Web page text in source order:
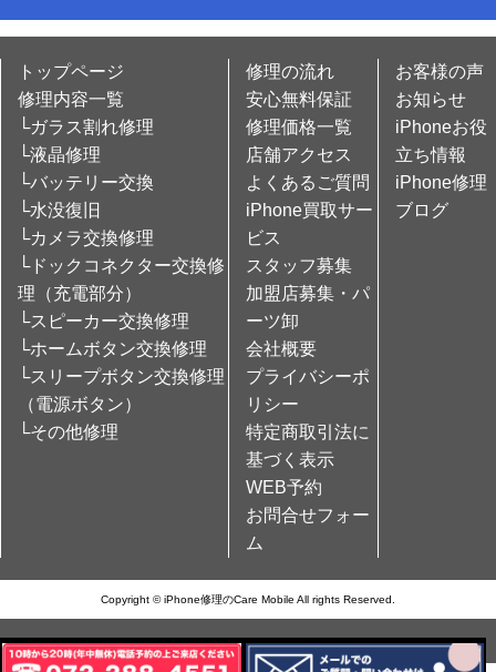
トップページ
修理内容一覧
└ガラス割れ修理
└液晶修理
└バッテリー交換
└水没復旧
└カメラ交換修理
└ドックコネクター交換修
理（充電部分）
└スピーカー交換修理
└ホームボタン交換修理
└スリープボタン交換修理
（電源ボタン）
└その他修理
修理の流れ
安心無料保証
修理価格一覧
店舗アクセス
よくあるご質問
iPhone買取サー
ビス
スタッフ募集
加盟店募集・パ
ーツ卸
会社概要
プライバシーポ
リシー
特定商取引法に
基づく表示
WEB予約
お問合せフォー
ム
お客様の声
お知らせ
iPhoneお役
立ち情報
iPhone修理
ブログ
Copyright © iPhone修理のCare Mobile All rights Reserved.